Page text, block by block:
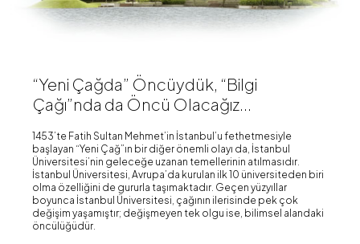
“Yeni Çağda” Öncüydük, “Bilgi
Çağı”nda da Öncü Olacağız...
1453’te Fatih Sultan Mehmet’in İstanbul’u fethetmesiyle
başlayan “Yeni Çağ”ın bir diğer önemli olayı da, İstanbul
Üniversitesi’nin geleceğe uzanan temellerinin atılmasıdır.
İstanbul Üniversitesi, Avrupa’da kurulan ilk 10 üniversiteden biri
olma özelliğini de gururla taşımaktadır. Geçen yüzyıllar
boyunca İstanbul Üniversitesi, çağının ilerisinde pek çok
değişim yaşamıştır; değişmeyen tek olgu ise, bilimsel alandaki
öncülüğüdür.